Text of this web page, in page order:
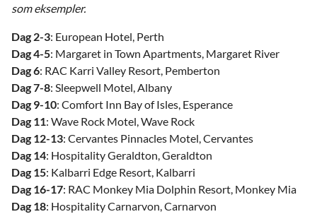
som eksempler.
Dag 2-3: European Hotel, Perth
Dag 4-5: Margaret in Town Apartments, Margaret River
Dag 6: RAC Karri Valley Resort, Pemberton
Dag 7-8: Sleepwell Motel, Albany
Dag 9-10: Comfort Inn Bay of Isles, Esperance
Dag 11: Wave Rock Motel, Wave Rock
Dag 12-13: Cervantes Pinnacles Motel, Cervantes
Dag 14: Hospitality Geraldton, Geraldton
Dag 15: Kalbarri Edge Resort, Kalbarri
Dag 16-17: RAC Monkey Mia Dolphin Resort, Monkey Mia
Dag 18: Hospitality Carnarvon, Carnarvon